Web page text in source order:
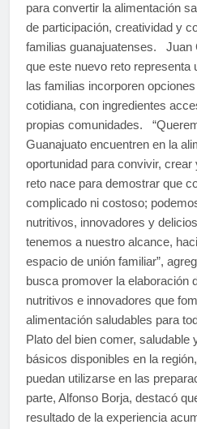
para convertir la alimentación
de participación, creatividad y
familias guanajuatenses. Juan
que este nuevo reto representa
las familias incorporen
cotidiana, con ingredientes
propias comunidades.
Guanajuato encuentren en la
oportunidad para convivir,
reto nace para demostrar que
complicado ni costoso;
nutritivos, innovadores y
tenemos a nuestro alcance,
espacio de unión familiar”,
busca promover la elaboración
nutritivos e innovadores que
alimentación saludables para
Plato del bien comer, saludable
básicos disponibles en la
puedan utilizarse en las
parte, Alfonso Borja, destacó
resultado de la experiencia